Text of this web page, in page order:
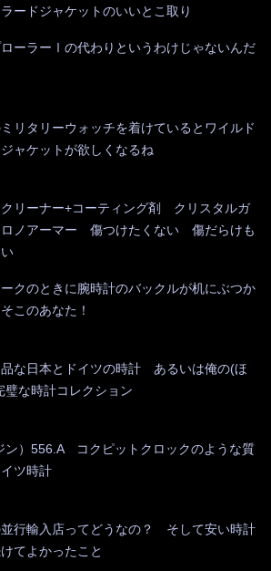
ラードジャケットのいいとこ取り
ーラーⅠの代わりというわけじゃないんだ
リタリーウォッチを着けているとワイルド
ャケットが欲しくなるね
リーナー+コーティング剤 クリスタルガ
ロノアーマー 傷つけたくない 傷だらけも
い
クのときに腕時計のバックルが机にぶつか
このあなた！
な日本とドイツの時計 あるいは俺の(ほ
璧な時計コレクション
ン）556.A コクピットクロックのような質
ツ時計
行輸入店ってどうなの？ そして安い時計
てよかったこと